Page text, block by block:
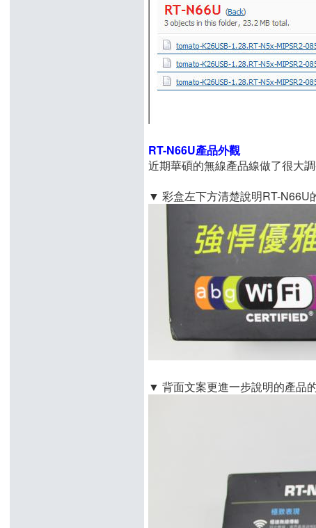
RT-N66U產品外觀
近期華碩的無線產品線做了很大
▼ 彩盒左下方清楚說明RT-N66U
▼ 背面文案更進一步說明的產品